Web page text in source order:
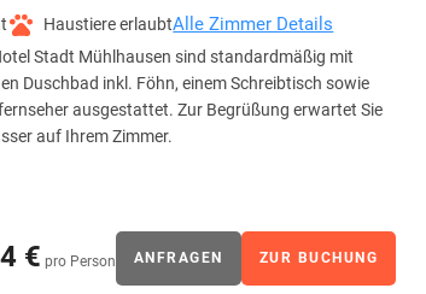
Haustiere erlaubtAlle Zimmer Details
Stadt Mühlhausen sind standardmäßig mit
Duschbad inkl. Föhn, einem Schreibtisch sowie
ausgestattet. Zur Begrüßung erwartet Sie
auf Ihrem Zimmer.
€ pro Person ANFRAGEN ZUR BUCHUNG